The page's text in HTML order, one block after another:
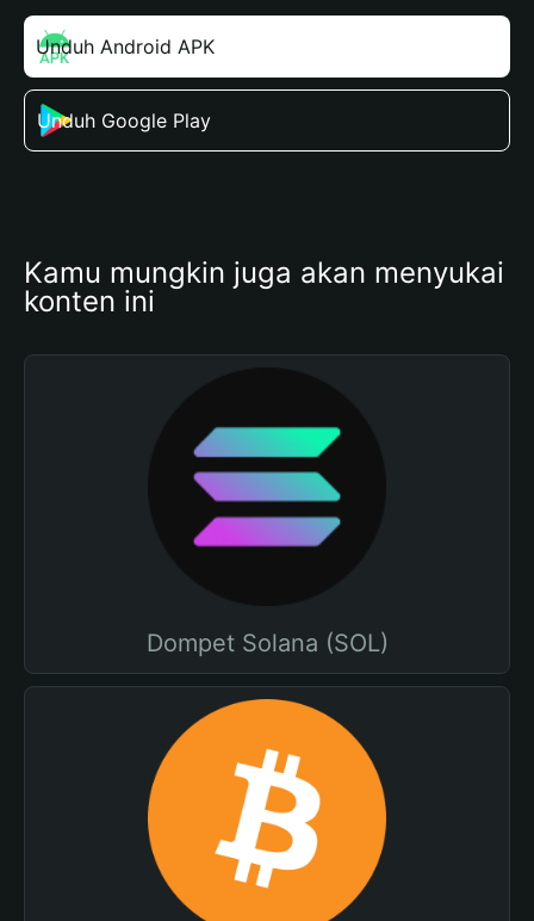
Unduh Android APK
Unduh Google Play
Kamu mungkin juga akan menyukai
konten ini
Dompet Solana (SOL)